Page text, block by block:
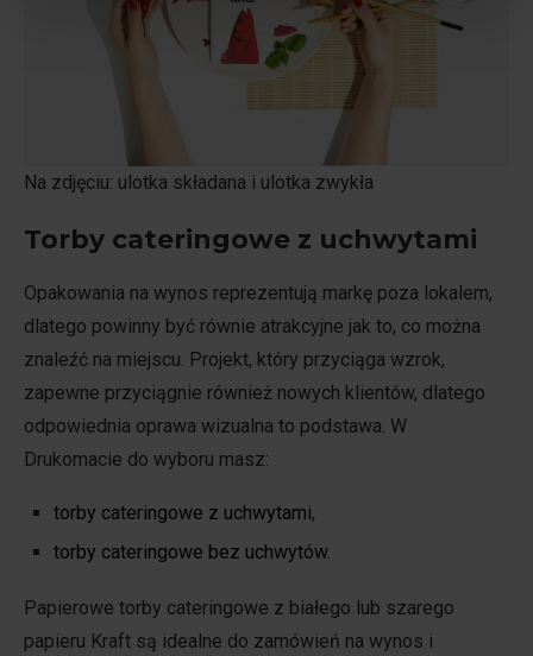
Na zdjęciu: ulotka składana i ulotka zwykła
Torby cateringowe z uchwytami
Opakowania na wynos reprezentują markę poza lokalem,
dlatego powinny być równie atrakcyjne jak to, co można
znaleźć na miejscu. Projekt, który przyciąga wzrok,
zapewne przyciągnie również nowych klientów, dlatego
odpowiednia oprawa wizualna to podstawa. W
Drukomacie do wyboru masz:
torby cateringowe z uchwytami,
torby cateringowe bez uchwytów.
Papierowe torby cateringowe z białego lub szarego
papieru Kraft są idealne do zamówień na wynos i